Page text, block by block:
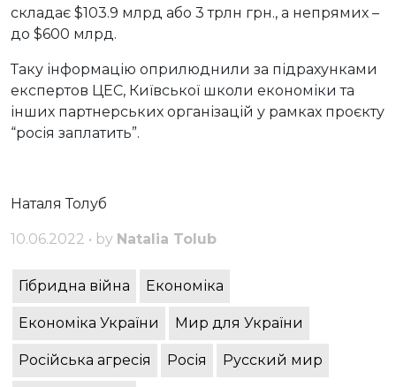
складає $103.9 млрд або 3 трлн грн., а непрямих –
до $600 млрд.
Таку інформацію оприлюднили за підрахунками
експертов ЦЕС, Київської школи економіки та
інших партнерських організацій у рамках проєкту
“росія заплатить”.
Наталя Толуб
10.06.2022 • by Natalia Tolub
Гібридна війна Економіка
Економіка України Мир для України
Російська агресія Росія Русский мир